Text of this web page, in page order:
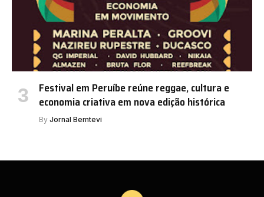
Festival em Peruíbe reúne reggae, cultura e
economia criativa em nova edição histórica
By Jornal Bemtevi